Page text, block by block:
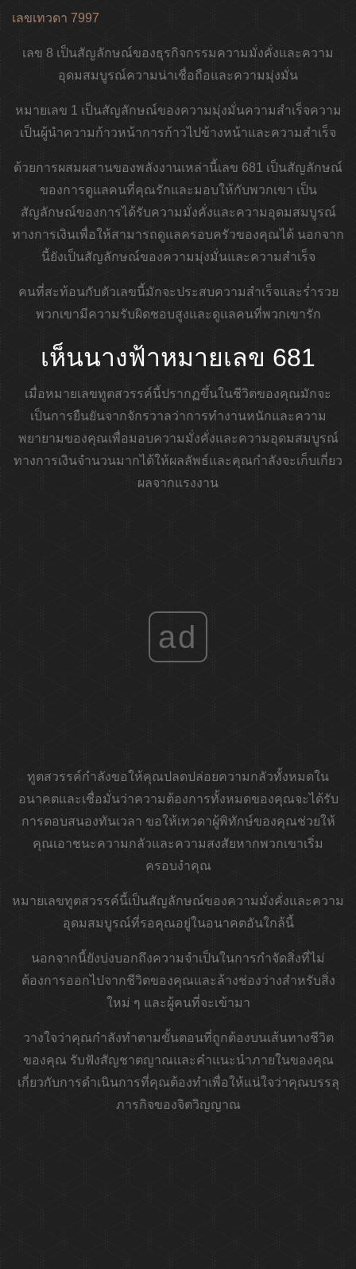
เลขเทวดา 7997
เลข 8 เป็นสัญลักษณ์ของธุรกิจกรรมความมั่งคั่งและความ
อุดมสมบูรณ์ความน่าเชื่อถือและความมุ่งมั่น
หมายเลข 1 เป็นสัญลักษณ์ของความมุ่งมั่นความสำเร็จความ
เป็นผู้นำความก้าวหน้าการก้าวไปข้างหน้าและความสำเร็จ
ด้วยการผสมผสานของพลังงานเหล่านี้เลข 681 เป็นสัญลักษณ์
ของการดูแลคนที่คุณรักและมอบให้กับพวกเขา เป็น
สัญลักษณ์ของการได้รับความมั่งคั่งและความอุดมสมบูรณ์
ทางการเงินเพื่อให้สามารถดูแลครอบครัวของคุณได้ นอกจาก
นี้ยังเป็นสัญลักษณ์ของความมุ่งมั่นและความสำเร็จ
คนที่สะท้อนกับตัวเลขนี้มักจะประสบความสำเร็จและร่ำรวย
พวกเขามีความรับผิดชอบสูงและดูแลคนที่พวกเขารัก
เห็นนางฟ้าหมายเลข 681
เมื่อหมายเลขทูตสวรรค์นี้ปรากฏขึ้นในชีวิตของคุณมักจะ
เป็นการยืนยันจากจักรวาลว่าการทำงานหนักและความ
พยายามของคุณเพื่อมอบความมั่งคั่งและความอุดมสมบูรณ์
ทางการเงินจำนวนมากได้ให้ผลลัพธ์และคุณกำลังจะเก็บเกี่ยว
ผลจากแรงงาน
ad
ทูตสวรรค์กำลังขอให้คุณปลดปล่อยความกลัวทั้งหมดใน
อนาคตและเชื่อมั่นว่าความต้องการทั้งหมดของคุณจะได้รับ
การตอบสนองทันเวลา ขอให้เทวดาผู้พิทักษ์ของคุณช่วยให้
คุณเอาชนะความกลัวและความสงสัยหากพวกเขาเริ่ม
ครอบงำคุณ
หมายเลขทูตสวรรค์นี้เป็นสัญลักษณ์ของความมั่งคั่งและความ
อุดมสมบูรณ์ที่รอคุณอยู่ในอนาคตอันใกล้นี้
นอกจากนี้ยังบ่งบอกถึงความจำเป็นในการกำจัดสิ่งที่ไม่
ต้องการออกไปจากชีวิตของคุณและล้างช่องว่างสำหรับสิ่ง
ใหม่ ๆ และผู้คนที่จะเข้ามา
วางใจว่าคุณกำลังทำตามขั้นตอนที่ถูกต้องบนเส้นทางชีวิต
ของคุณ รับฟังสัญชาตญาณและคำแนะนำภายในของคุณ
เกี่ยวกับการดำเนินการที่คุณต้องทำเพื่อให้แน่ใจว่าคุณบรรลุ
ภารกิจของจิตวิญญาณ